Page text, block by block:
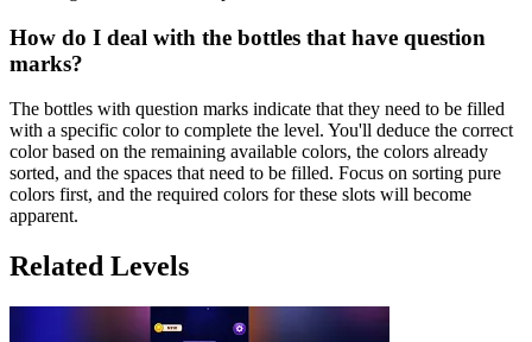
How do I deal with the bottles that have question
marks?
The bottles with question marks indicate that they need to be filled
with a specific color to complete the level. You'll deduce the correct
color based on the remaining available colors, the colors already
sorted, and the spaces that need to be filled. Focus on sorting pure
colors first, and the required colors for these slots will become
apparent.
Related Levels